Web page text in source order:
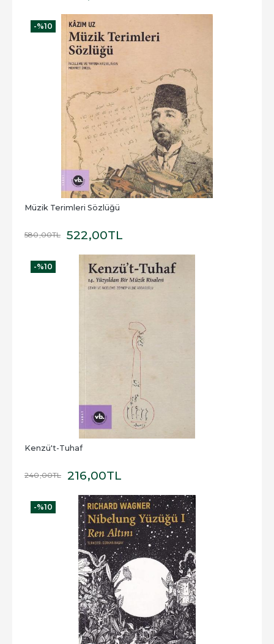
-%10
Müzik Terimleri Sözlüğü
580,00TL 522,00TL
-%10
Kenzü't-Tuhaf
240,00TL 216,00TL
-%10